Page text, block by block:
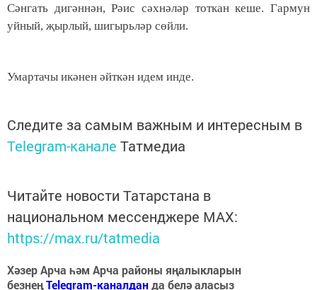
Сәнгать дигәннән, Рәис сәхнәләр тоткан кеше. Гармун
уйный, җырлый, шигырьләр сөйли.
Умартачы икәнен әйткән идем инде.
Следите за самым важным и интересным в
Telegram-канале Татмедиа
Читайте новости Татарстана в
национальном мессенджере MАХ:
https://max.ru/tatmedia
Хәзер Арча һәм Арча районы яңалыкларын
безнеңTelegram-каналданда белә аласыз